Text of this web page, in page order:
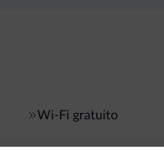
Wi-Fi gratuito